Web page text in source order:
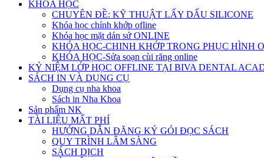
KHÓA HỌC
CHUYÊN ĐỀ: KỸ THUẬT LẤY DẤU SILICONE
Khóa học chỉnh khớp ofline
Khóa học mặt dán sứ ONLINE
KHÓA HỌC-CHINH KHỚP TRONG PHỤC HÌNH
KHÓA HỌC-Sửa soạn cùi răng online
KỶ NIỆM LỚP HỌC OFFLINE TẠI BIVA DENTAL
SÁCH IN VÀ DỤNG CỤ
Dụng cụ nha khoa
Sách in Nha Khoa
Sản phẩm NK
TÀI LIỆU MẤT PHÍ
HƯỚNG DẪN ĐĂNG KÝ GÓI ĐỌC SÁCH
QUY TRÌNH LÂM SÀNG
SÁCH DỊCH